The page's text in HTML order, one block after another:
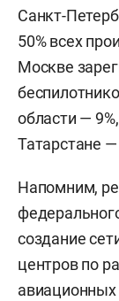
Санкт-
50% всех
Москве
области —
Татарстане —
Напомним,
создание
центров по
авиационных